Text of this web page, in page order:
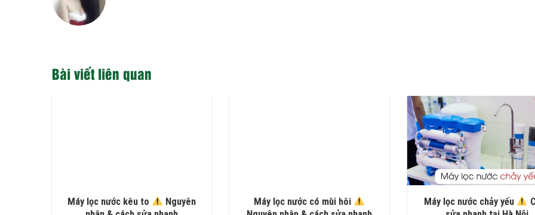
Bài viết liên quan
Máy lọc nước kêu to
Nguyên
Máy lọc nước có mùi hôi
Máy lọc nước chảy yếu